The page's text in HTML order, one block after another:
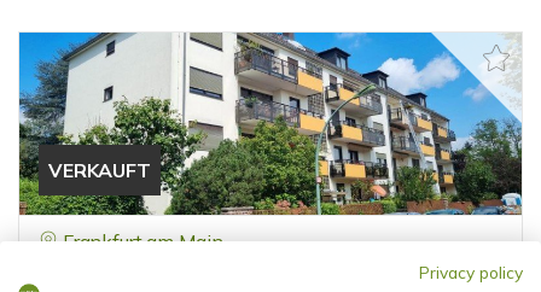
VERKAUFT
Frankfurt am Main
PANORAMAWOHNUNG MIT BLICK AUF DENPrivacy policy